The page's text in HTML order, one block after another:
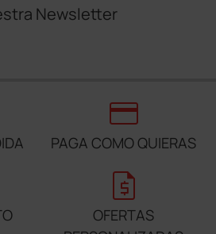
Newsletter
credit_card
PAGA COMO QUIERAS
request_quote
OFERTAS